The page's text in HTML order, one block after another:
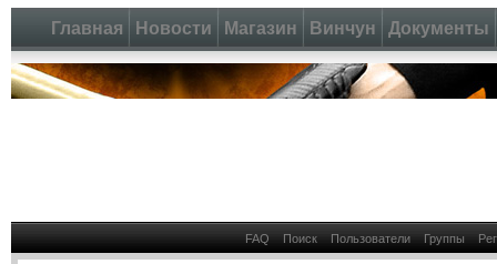
Главная Новости Магазин Винчун Документы
FAQ Поиск Пользователи Группы